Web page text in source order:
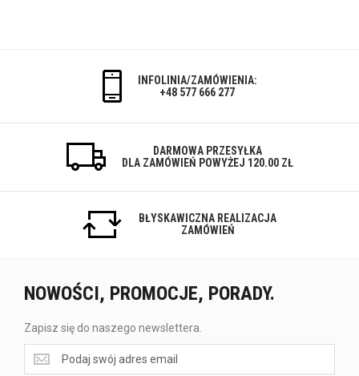
INFOLINIA/ZAMÓWIENIA:
+48 577 666 277
DARMOWA PRZESYŁKA
DLA ZAMÓWIEŃ POWYŻEJ 120.00 ZŁ
BŁYSKAWICZNA REALIZACJA
ZAMÓWIEŃ
NOWOŚCI, PROMOCJE, PORADY.
Zapisz się do naszego newslettera.
Zapisz
się